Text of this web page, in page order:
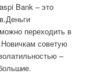
Bank – это
переходить в
советую
–